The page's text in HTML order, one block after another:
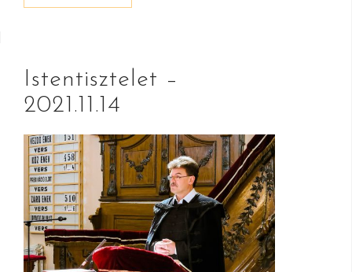
Istentisztelet –
2021.11.14